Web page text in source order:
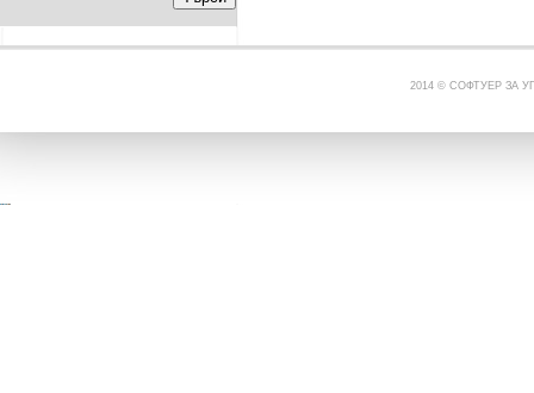
2014 © СОФТУЕР ЗА